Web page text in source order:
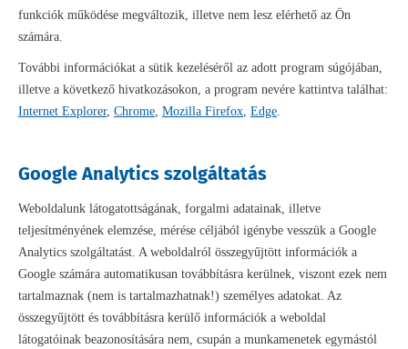
funkciók működése megváltozik, illetve nem lesz elérhető az Ön
számára.
További információkat a sütik kezeléséről az adott program súgójában,
illetve a következő hivatkozásokon, a program nevére kattintva találhat:
Internet Explorer, Chrome, Mozilla Firefox, Edge.
Google Analytics szolgáltatás
Weboldalunk látogatottságának, forgalmi adatainak, illetve
teljesítményének elemzése, mérése céljából igénybe vesszük a Google
Analytics szolgáltatást. A weboldalról összegyűjtött információk a
Google számára automatikusan továbbításra kerülnek, viszont ezek nem
tartalmaznak (nem is tartalmazhatnak!) személyes adatokat. Az
összegyűjtött és továbbításra kerülő információk a weboldal
látogatóinak beazonosítására nem, csupán a munkamenetek egymástól